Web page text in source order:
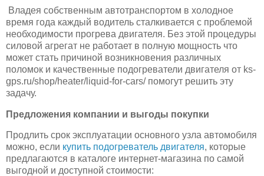
Владея собственным автотранспортом в холодное
время года каждый водитель сталкивается с проблемой
необходимости прогрева двигателя. Без этой процедуры
силовой агрегат не работает в полную мощность что
может стать причиной возникновения различных
поломок и качественные подогреватели двигателя от ks-
gps.ru/shop/heater/liquid-for-cars/ помогут решить эту
задачу.
Предложения компании и выгоды покупки
Продлить срок эксплуатации основного узла автомобиля
можно, если купить подогреватель двигателя, которые
предлагаются в каталоге интернет-магазина по самой
выгодной и доступной стоимости: